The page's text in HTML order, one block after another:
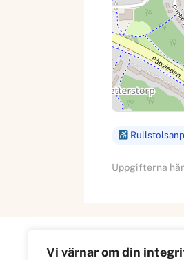
Vi värnar om din
Uppgifterna
Information